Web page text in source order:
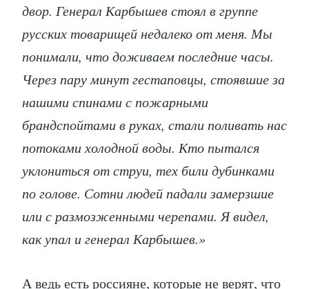
двор. Генерал Карбышев стоял в группе
русских товарищей недалеко от меня. Мы
понимали, что доживаем последние часы.
Через пару минут гестаповцы, стоявшие за
нашими спинами с пожарными
брандспойтами в руках, стали поливать нас
потоками холодной воды. Кто пытался
уклониться от струи, тех били дубинками
по голове. Сотни людей падали замерзшие
или с размозженными черепами. Я видел,
как упал и генерал Карбышев.»
А ведь есть россияне, которые не верят, что